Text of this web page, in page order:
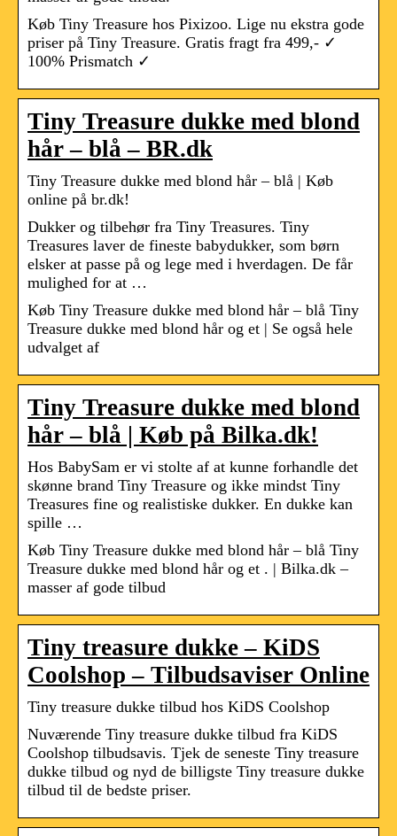
Køb Tiny Treasure hos Pixizoo. Lige nu ekstra gode
priser på Tiny Treasure. Gratis fragt fra 499,- ✓
100% Prismatch ✓
Tiny Treasure dukke med blond
hår – blå – BR.dk
Tiny Treasure dukke med blond hår – blå | Køb
online på br.dk!
Dukker og tilbehør fra Tiny Treasures. Tiny
Treasures laver de fineste babydukker, som børn
elsker at passe på og lege med i hverdagen. De får
mulighed for at …
Køb Tiny Treasure dukke med blond hår – blå Tiny
Treasure dukke med blond hår og et | Se også hele
udvalget af
Tiny Treasure dukke med blond
hår – blå | Køb på Bilka.dk!
Hos BabySam er vi stolte af at kunne forhandle det
skønne brand Tiny Treasure og ikke mindst Tiny
Treasures fine og realistiske dukker. En dukke kan
spille …
Køb Tiny Treasure dukke med blond hår – blå Tiny
Treasure dukke med blond hår og et . | Bilka.dk –
masser af gode tilbud
Tiny treasure dukke – KiDS
Coolshop – Tilbudsaviser Online
Tiny treasure dukke tilbud hos KiDS Coolshop
Nuværende Tiny treasure dukke tilbud fra KiDS
Coolshop tilbudsavis. Tjek de seneste Tiny treasure
dukke tilbud og nyd de billigste Tiny treasure dukke
tilbud til de bedste priser.